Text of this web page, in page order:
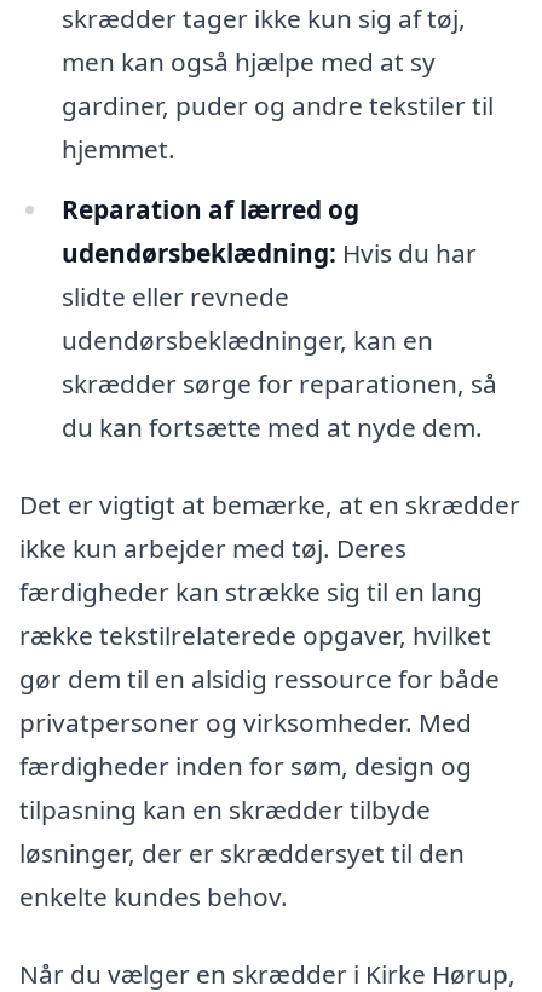
skrædder tager ikke kun sig af tøj,
men kan også hjælpe med at sy
gardiner, puder og andre tekstiler til
hjemmet.
Reparation af lærred og
udendørsbeklædning: Hvis du har
slidte eller revnede
udendørsbeklædninger, kan en
skrædder sørge for reparationen, så
du kan fortsætte med at nyde dem.
Det er vigtigt at bemærke, at en skrædder
ikke kun arbejder med tøj. Deres
færdigheder kan strække sig til en lang
række tekstilrelaterede opgaver, hvilket
gør dem til en alsidig ressource for både
privatpersoner og virksomheder. Med
færdigheder inden for søm, design og
tilpasning kan en skrædder tilbyde
løsninger, der er skræddersyet til den
enkelte kundes behov.
Når du vælger en skrædder i Kirke Hørup,